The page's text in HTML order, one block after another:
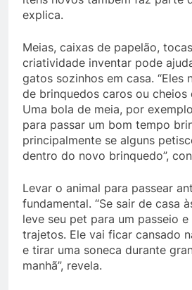
explica.
Meias, caixas de papelão,
criatividade inventar pode
gatos sozinhos em casa. “Eles
de brinquedos caros ou cheios
Uma bola de meia, por
para passar um bom tempo
principalmente se alguns
dentro do novo brinquedo”,
Levar o animal para passear
fundamental. “Se sair de casa
leve seu pet para um passeio
trajetos. Ele vai ficar cansado
e tirar uma soneca durante
manhã”, revela.